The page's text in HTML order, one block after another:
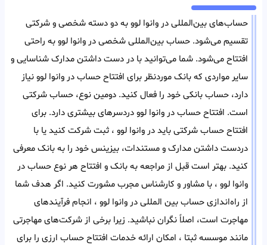
حساب‌های بین‌المللی در وانوا لوو به دو دسته شخصی و شرکتی
تقسیم می‌شود. حساب بین‌المللی شخصی در وانوا لوو به راحتی
افتتاح می‌شود. شما می‌توانید با در دست داشتن مدارک شناسایی و
سایر مواردی که بانک مورد‌نظر برای افتتاح حساب در وانوا لوو نیاز
دارد، حساب بانکی خود را فعال کنید. دومین نوع، حساب شرکتی
است. افتتاح حساب در وانوا لوو دردسر‌های بیشتری دارد. برای
افتتاح حساب شرکتی باید در وانوا لوو ، ثبت شرکت کنید یا با
در‌دست داشتن مدارک و مستندات، بیزینس خود را به بانک معرفی
کنید. بهتر است قبل از مراجعه به بانک و افتتاح هر‌ نوع حساب در
وانوا لوو ، با مشاور و کارشناس مجرب مشورت کنید. اگر هدف شما
از راه‌اندازی حساب بین المللی در وانوا لوو ، انجام فرآیند‌های
مهاجرت است، اصلاً نگران نباشید. زیرا برخی از شرکت‌های مهاجرتی
مانند موسسه ثبتا ، امکان ارائه خدمات افتتاح حساب ارزی را برای